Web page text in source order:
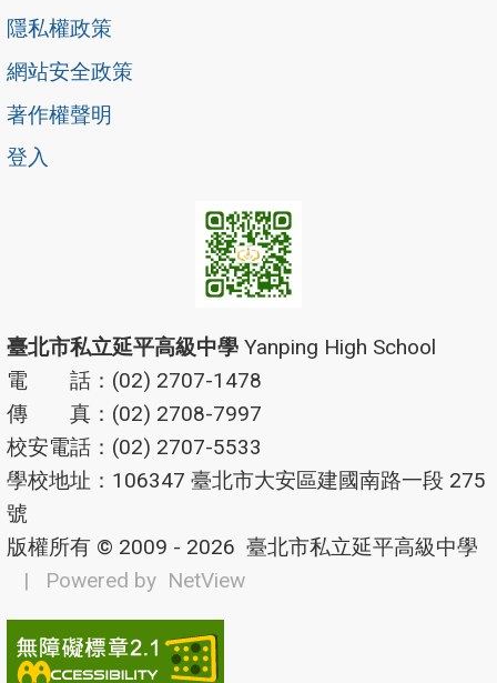
隱私權政策
網站安全政策
著作權聲明
登入
臺北市私立延平高級中學 Yanping High School
電 話：(02) 2707-1478
傳 真：(02) 2708-7997
校安電話：(02) 2707-5533
學校地址：106347 臺北市大安區建國南路一段 275
號
版權所有 © 2009 - 2026 臺北市私立延平高級中學
| Powered by NetView